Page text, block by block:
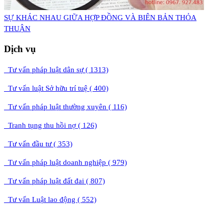
​SỰ KHÁC NHAU GIỮA HỢP ĐỒNG VÀ BIÊN BẢN THỎA
THUẬN
Dịch vụ
Tư vấn pháp luật dân sự ( 1313)
Tư vấn luật Sở hữu trí tuệ ( 400)
Tư vấn pháp luật thường xuyên ( 116)
Tranh tụng thu hồi nợ ( 126)
Tư vấn đầu tư ( 353)
Tư vấn pháp luật doanh nghiệp ( 979)
Tư vấn pháp luật đất đai ( 807)
Tư vấn Luật lao động ( 552)